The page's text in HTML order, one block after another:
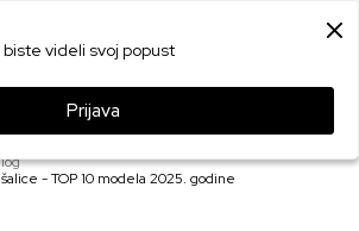
- TOP 10 modela 2025. godine
videli svoj popust
Prijava